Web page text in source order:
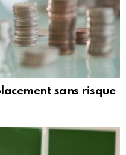
sans risque